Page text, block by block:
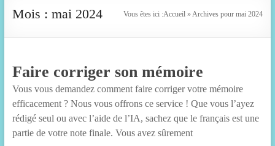
Mois : mai 2024 Vous êtes ici :Accueil »Archives pour mai 2024
Faire corriger son mémoire
Vous vous demandez comment faire corriger votre mémoire
efficacement ? Nous vous offrons ce service ! Que vous l’ayez
rédigé seul ou avec l’aide de l’IA, sachez que le français est une
partie de votre note finale. Vous avez sûrement